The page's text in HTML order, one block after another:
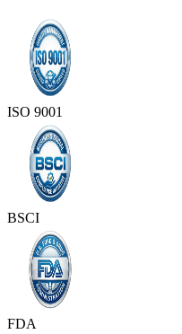
ISO 9001
BSCI
FDA